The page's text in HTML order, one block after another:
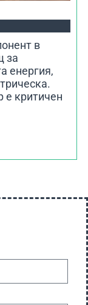
в
за
енергия,
е критичен